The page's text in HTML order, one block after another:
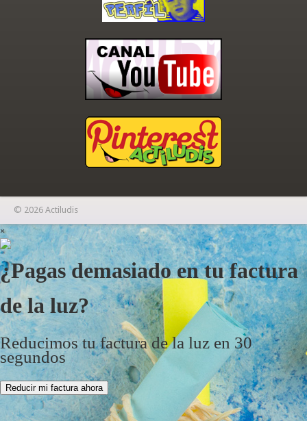
© 2026 Actiludis
×
¿Pagas demasiado en tu factura
de la luz?
Reducimos tu factura de la luz en 30
segundos
Reducir mi factura ahora